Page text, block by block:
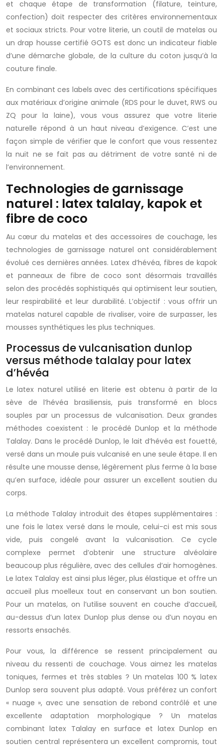
et chaque étape de transformation (filature, teinture,
confection) doit respecter des critères environnementaux
et sociaux stricts. Pour votre literie, un coutil de matelas ou
un drap housse certifié GOTS est donc un indicateur fiable
d’une démarche globale, de la culture du coton jusqu’à la
couture finale.
En combinant ces labels avec des certifications spécifiques
aux matériaux d’origine animale (RDS pour le duvet, RWS ou
ZQ pour la laine), vous vous assurez que votre literie
naturelle répond à un haut niveau d’exigence. C’est une
façon simple de vérifier que le confort que vous ressentez
la nuit ne se fait pas au détriment de votre santé ni de
l’environnement.
Technologies de garnissage
naturel : latex talalay, kapok et
fibre de coco
Au cœur du matelas et des accessoires de couchage, les
technologies de garnissage naturel ont considérablement
évolué ces dernières années. Latex d’hévéa, fibres de kapok
et panneaux de fibre de coco sont désormais travaillés
selon des procédés sophistiqués qui optimisent leur soutien,
leur respirabilité et leur durabilité. L’objectif : vous offrir un
matelas naturel capable de rivaliser, voire de surpasser, les
mousses synthétiques les plus techniques.
Processus de vulcanisation dunlop
versus méthode talalay pour latex
d’hévéa
Le latex naturel utilisé en literie est obtenu à partir de la
sève de l’hévéa brasiliensis, puis transformé en blocs
souples par un processus de vulcanisation. Deux grandes
méthodes coexistent : le procédé Dunlop et la méthode
Talalay. Dans le procédé Dunlop, le lait d’hévéa est fouetté,
versé dans un moule puis vulcanisé en une seule étape. Il en
résulte une mousse dense, légèrement plus ferme à la base
qu’en surface, idéale pour assurer un excellent soutien du
corps.
La méthode Talalay introduit des étapes supplémentaires :
une fois le latex versé dans le moule, celui-ci est mis sous
vide, puis congelé avant la vulcanisation. Ce cycle
complexe permet d’obtenir une structure alvéolaire
beaucoup plus régulière, avec des cellules d’air homogènes.
Le latex Talalay est ainsi plus léger, plus élastique et offre un
accueil plus moelleux tout en conservant un bon soutien.
Pour un matelas, on l’utilise souvent en couche d’accueil,
au-dessus d’un latex Dunlop plus dense ou d’un noyau en
ressorts ensachés.
Pour vous, la différence se ressent principalement au
niveau du ressenti de couchage. Vous aimez les matelas
toniques, fermes et très stables ? Un matelas 100 % latex
Dunlop sera souvent plus adapté. Vous préférez un confort
« nuage », avec une sensation de rebond contrôlé et une
excellente adaptation morphologique ? Un matelas
combinant latex Talalay en surface et latex Dunlop en
soutien central représentera un excellent compromis, tout